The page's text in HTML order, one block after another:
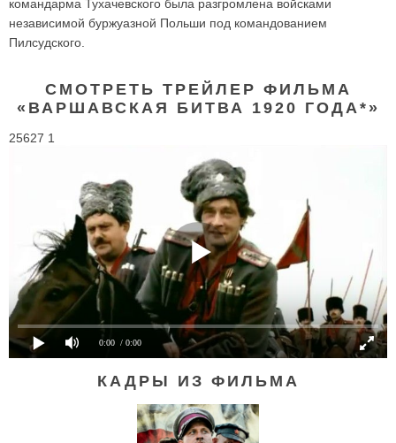
командарма Тухачевского была разгромлена войсками
независимой буржуазной Польши под командованием
Пилсудского.
СМОТРЕТЬ ТРЕЙЛЕР ФИЛЬМА
«ВАРШАВСКАЯ БИТВА 1920 ГОДА*»
25627 1
0:00 / 0:00
КАДРЫ ИЗ ФИЛЬМА